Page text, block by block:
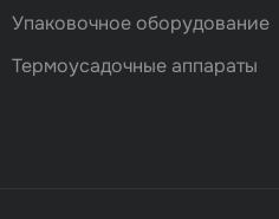
Упаковочное оборудование
Термоусадочные аппараты